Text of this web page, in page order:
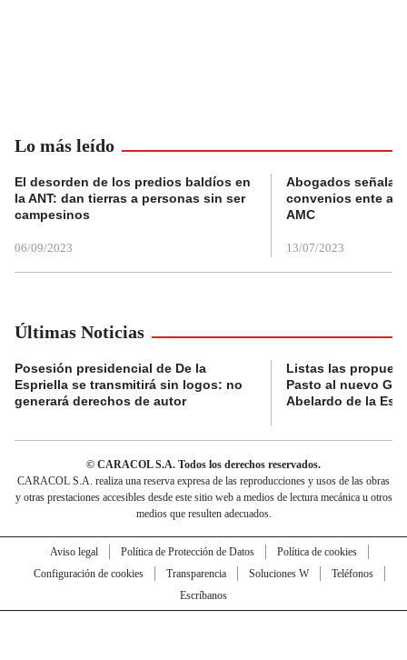
Lo más leído
El desorden de los predios baldíos en
la ANT: dan tierras a personas sin ser
campesinos
06/09/2023
Abogados
convenios ente
AMC
13/07/2023
Últimas Noticias
Posesión presidencial de De la
Espriella se transmitirá sin logos: no
generará derechos de autor
Listas las
Pasto al nuevo
Abelardo de la
© CARACOL S.A. Todos los derechos reservados.
CARACOL S.A. realiza una reserva expresa de las reproducciones y usos de las obras
y otras prestaciones accesibles desde este sitio web a medios de lectura mecánica u otros
medios que resulten adecuados.
Aviso legal Política de Protección de Datos
Política de cookies
Configuración de cookies
Transparencia Soluciones W
Teléfonos
Escríbanos